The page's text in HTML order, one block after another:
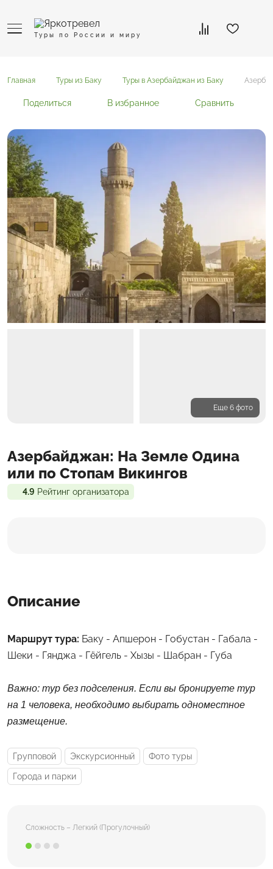
Туры по России и миру
Главная Туры из Баку Туры в Азербайджан из Баку
Поделиться В избранное Сравнить
Еще 6 фото
Программа Проживание Входит в стоимость
Азербайджан: На Земле Одина
или по Стопам Викингов
4.9 Рейтинг организатора
Описание
Маршрут тура: Баку - Апшерон - Гобустан - Габала -
Шеки - Гянджа - Гёйгель - Хызы - Шабран - Губа
Важно: тур без подселения. Если вы бронируете тур
на 1 человека, необходимо выбирать одноместное
размещение.
Групповой Экскурсионный Фото туры
Города и парки
Сложность – Легкий (Прогулочный)